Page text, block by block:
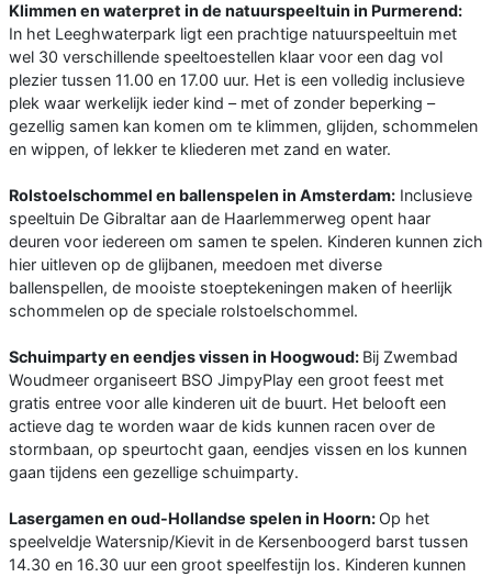
Klimmen en waterpret in de natuurspeeltuin in Purmerend:
In het Leeghwaterpark ligt een prachtige natuurspeeltuin met
wel 30 verschillende speeltoestellen klaar voor een dag vol
plezier tussen 11.00 en 17.00 uur. Het is een volledig inclusieve
plek waar werkelijk ieder kind – met of zonder beperking –
gezellig samen kan komen om te klimmen, glijden, schommelen
en wippen, of lekker te kliederen met zand en water.
Rolstoelschommel en ballenspelen in Amsterdam: Inclusieve
speeltuin De Gibraltar aan de Haarlemmerweg opent haar
deuren voor iedereen om samen te spelen. Kinderen kunnen zich
hier uitleven op de glijbanen, meedoen met diverse
ballenspellen, de mooiste stoeptekeningen maken of heerlijk
schommelen op de speciale rolstoelschommel.
Schuimparty en eendjes vissen in Hoogwoud: Bij Zwembad
Woudmeer organiseert BSO JimpyPlay een groot feest met
gratis entree voor alle kinderen uit de buurt. Het belooft een
actieve dag te worden waar de kids kunnen racen over de
stormbaan, op speurtocht gaan, eendjes vissen en los kunnen
gaan tijdens een gezellige schuimparty.
Lasergamen en oud-Hollandse spelen in Hoorn:Op het
speelveldje Watersnip/Kievit in de Kersenboogerd barst tussen
14.30 en 16.30 uur een groot speelfestijn los. Kinderen kunnen